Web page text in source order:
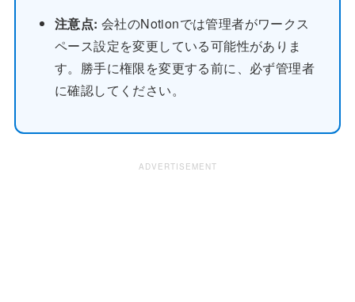
注意点: 会社のNotionでは管理者がワークス
ペース設定を変更している可能性がありま
す。勝手に権限を変更する前に、必ず管理者
に確認してください。
ADVERTISEMENT